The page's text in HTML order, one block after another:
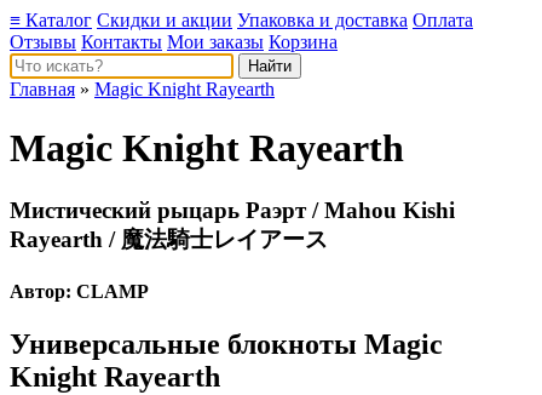
≡ Каталог Скидки и акции Упаковка и доставка Оплата
Отзывы Контакты Мои заказы Корзина
Главная » Magic Knight Rayearth
Magic Knight Rayearth
Мистический рыцарь Раэрт / Mahou Kishi
Rayearth / 魔法騎士レイアース
Автор: CLAMP
Универсальные блокноты Magic
Knight Rayearth